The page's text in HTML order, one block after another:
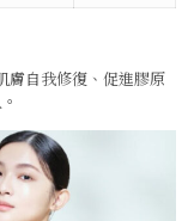
膚自我修復、促進膠原